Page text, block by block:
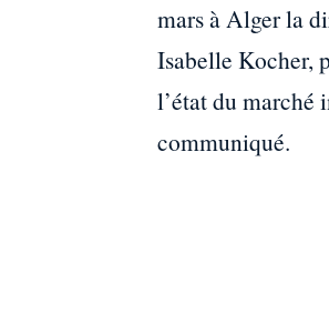
mars à Alger la
Isabelle Kocher,
l’état du marché
communiqué.